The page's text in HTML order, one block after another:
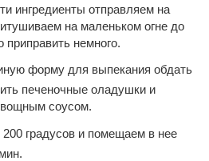
ингредиенты отправляем на
на маленьком огне до
приправить немного.
форму для выпекания обдать
печеночные оладушки и
соусом.
градусов и помещаем в нее